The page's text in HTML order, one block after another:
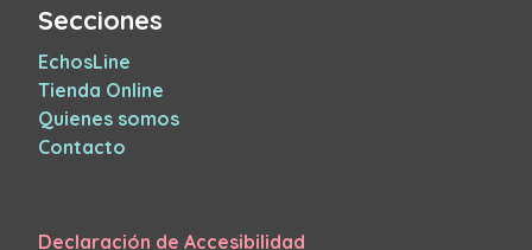
Secciones
EchosLine
Tienda Online
Quienes somos
Contacto
Declaración de Accesibilidad